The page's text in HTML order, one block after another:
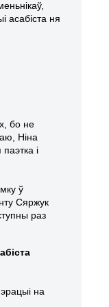
асабіста ня
бо не
Ніна
і
ў
Сяржук
раз
на